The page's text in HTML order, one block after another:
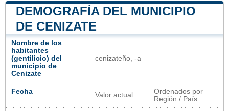
DEMOGRAFÍA DEL MUNICIPIO
DE CENIZATE
Nombre de los
habitantes
(gentilicio) del
municipio de
Cenizate
cenizateño, -a
Fecha Valor actual
Ordenados por
Región / País